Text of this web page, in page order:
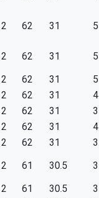
2 62 31 5
2 62 31
5
2 62 31
5
2 62 31
4
2 62 31
3
2 62 31
4
2 62 31
3
2 61 30.5
3
2 61 30.5
3